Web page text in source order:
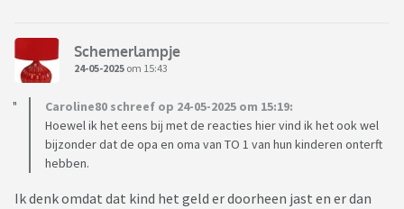
Schemerlampje
24-05-2025 om 15:43
Caroline80 schreef op 24-05-2025 om 15:19:
Hoewel ik het eens bij met de reacties hier vind ik het ook wel
bijzonder dat de opa en oma van TO 1 van hun kinderen onterft
hebben.
Ik denk omdat dat kind het geld er doorheen jast en er dan